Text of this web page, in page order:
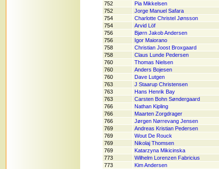
752
Pia Mikkelsen
752
Jorge Manuel Safara
754
Charlotte Christel Jønsson
754
Arvid Löf
756
Bjørn Jakob Andersen
756
Igor Maiorano
758
Christian Joost Broxgaard
758
Claus Lunde Pedersen
760
Thomas Nielsen
760
Anders Bojesen
760
Dave Lutgen
763
J Staarup Christensen
763
Hans Henrik Bay
763
Carsten Bohn Søndergaard
766
Nathan Kipling
766
Maarten Zorgdrager
766
Jørgen Nørrevang Jensen
769
Andreas Kristian Pedersen
769
Wout De Rouck
769
Nikolaj Thomsen
769
Katarzyna Mikicinska
773
Wilhelm Lorenzen Fabricius
773
Kim Andersen